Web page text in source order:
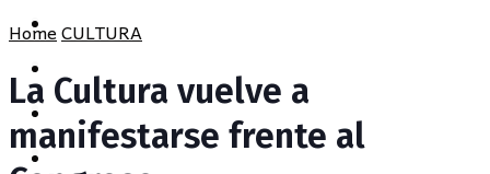
CULTURA
OPINIÓN
PROVINCIA
SOCIEDAD
HomeCULTURA
La Cultura vuelve a
manifestarse frente al